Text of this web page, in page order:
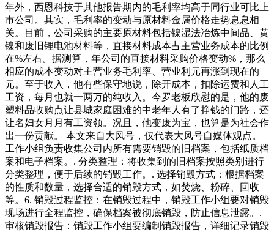
年外，西恩科技于其他报告期内的毛利率均高于同行业可比上
市公司。其实，毛利率的变动与原材料金属价格走势息息相
关。目前，公司采购的主要原材料包括镍湿法冶炼中间品、黄
镍和废旧锂电池材料等，直接材料成本占主营业务成本的比例
在%左右。据测算，年公司的直接材料采购价格变动%，那么
相应的成本变动对主营业务毛利率、营业利元再涨到现在的
元。至于收入，他有些保守地说，除开成本，扣除运费和人工
工资，每月也就一两万的纯收入。今罗老板欣慰的是，他的废
塑料品收购点让县城家庭困难的中老年人有了挣钱的门路，还
让名妇女月月有工资领。况且，他变废为宝，也算是为社会作
出一份贡献。 本文来自大风号，仅代表大风号自媒体观点。
工作小组负责收集公司内所有需要销毁的旧档案，包括纸质档
案和电子档案。. 分类整理：将收集到的旧档案按照类别进行
分类整理，便于后续的销毁工作。. 选择销毁方式：根据档案
的性质和数量，选择合适的销毁方式，如焚烧、粉碎、回收
等。6. 销毁过程监控：在销毁过程中，销毁工作小组要对销毁
现场进行全程监控，确保档案被彻底销毁，防止信息泄露。.
审核销毁报告：销毁工作小组要编制销毁报告，详细记录销毁